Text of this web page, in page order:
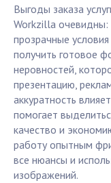
Выгоды заказа
Workzilla
прозрачные
получить готовое
неровностей,
презентацию,
аккуратность
помогает
качество и
работу опытным
все нюансы и
изображений.